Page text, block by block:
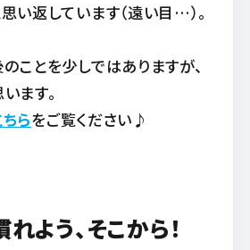
い返しています（遠い目…）。
ことを少しではありますが、
ます。
らをご覧ください♪
よう、そこから！